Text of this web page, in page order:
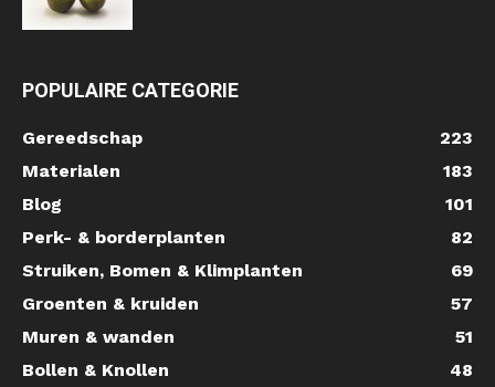
POPULAIRE CATEGORIE
Gereedschap
223
Materialen
183
Blog
101
Perk- & borderplanten
82
Struiken, Bomen & Klimplanten
69
Groenten & kruiden
57
Muren & wanden
51
Bollen & Knollen
48